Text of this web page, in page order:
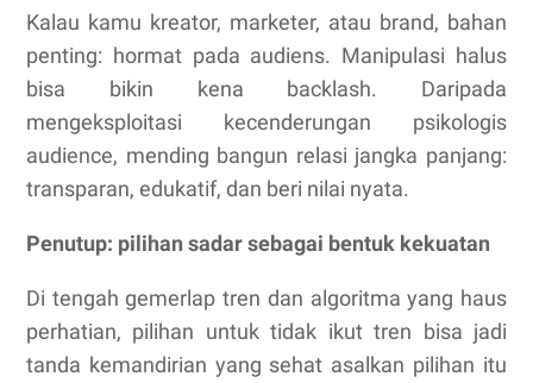
Kalau kamu kreator, marketer, atau brand, bahan
penting: hormat pada audiens. Manipulasi halus
bisa bikin kena backlash. Daripada
mengeksploitasi kecenderungan psikologis
audience, mending bangun relasi jangka panjang:
transparan, edukatif, dan beri nilai nyata.
Penutup: pilihan sadar sebagai bentuk kekuatan
Di tengah gemerlap tren dan algoritma yang haus
perhatian, pilihan untuk tidak ikut tren bisa jadi
tanda kemandirian yang sehat asalkan pilihan itu